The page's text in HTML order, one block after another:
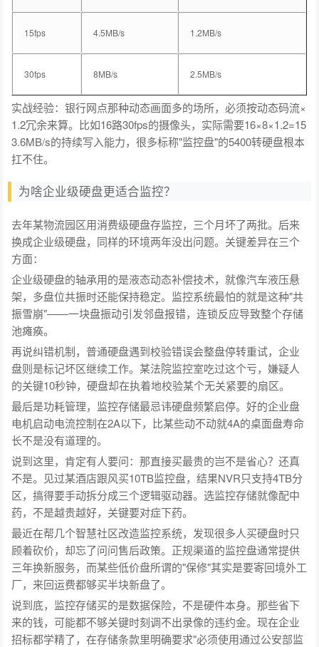
15fps 4.5MB/s 1.2MB/s
30fps 8MB/s 2.5MB/s
实战经验：银行网点那种动态画面多的场所，必须按动态码流×
1.2冗余来算。比如16路30fps的摄像头，实际需要16×8×1.2=15
3.6MB/s的持续写入能力，很多标称"监控盘"的5400转硬盘根本
扛不住。
为啥企业级硬盘更适合监控？
去年某物流园区用消费级硬盘存监控，三个月坏了两批。后来
换成企业级硬盘，同样的环境两年没出问题。关键差异在三个
方面：
企业级硬盘的轴承用的是液态动态补偿技术，就像汽车液压悬
架，多盘位共振时还能保持稳定。监控系统最怕的就是这种"共
振雪崩"——一块盘振动引发邻盘报错，连锁反应导致整个存储
池瘫痪。
再说纠错机制，普通硬盘遇到校验错误会整盘停转重试，企业
盘则是标记坏区继续工作。某法院监控室吃过这个亏，嫌疑人
的关键10秒钟，硬盘却在执着地校验某个无关紧要的扇区。
最后是功耗管理，监控存储最忌讳硬盘频繁启停。好的企业盘
电机启动电流控制在2A以下，比某些动不动就4A的桌面盘寿命
长不是没有道理的。
说到这里，肯定有人要问：那直接买最贵的岂不是省心？还真
不是。见过某酒店跟风买10TB监控盘，结果NVR只支持4TB分
区，搞得要手动拆分成三个逻辑驱动器。选监控存储就像配中
药，不是越贵越好，关键要对症下药。
最近在帮几个智慧社区改造监控系统，发现很多人买硬盘时只
顾着砍价，却忘了问问售后政策。正规渠道的监控盘通常提供
三年换新服务，而某些低价盘所谓的"保修"其实是要寄回境外工
厂，来回运费都够买半块新盘了。
说到底，监控存储买的是数据保险，不是硬件本身。那些省下
来的钱，可能都不够关键时刻调不出录像的违约金。现在企业
招标都学精了，在存储条款里明确要求"必须使用通过公安部监